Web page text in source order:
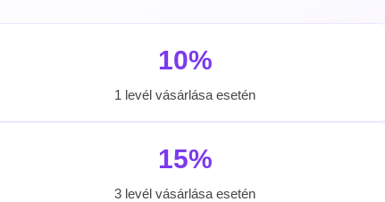
10%
1 levél vásárlása esetén
15%
3 levél vásárlása esetén